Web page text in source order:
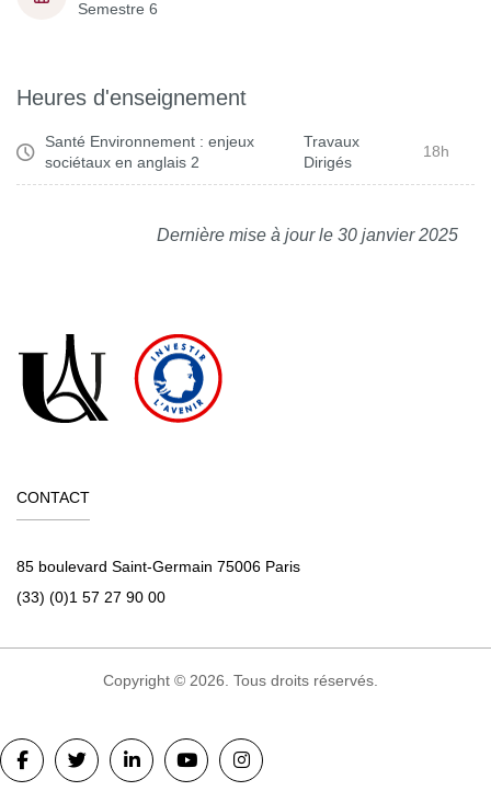
Semestre 6
Heures d'enseignement
Santé Environnement : enjeux
sociétaux en anglais 2
Travaux
Dirigés
18h
Dernière mise à jour le 30 janvier 2025
CONTACT
85 boulevard Saint-Germain 75006 Paris
(33) (0)1 57 27 90 00
Copyright © 2026. Tous droits réservés.